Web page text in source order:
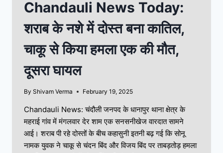
Chandauli News Today:
शराब के नशे में दोस्त बना कातिल,
चाकू से किया हमला एक की मौत,
दूसरा घायल
By Shivam Verma February 19, 2025
Chandauli News: चंदौली जनपद के धानापुर थाना क्षेत्र के
महराई गांव में मंगलवार देर शाम एक सनसनीखेज वारदात सामने
आई। शराब पी रहे दोस्तों के बीच कहासुनी इतनी बढ़ गई कि सोनू
नामक युवक ने चाकू से चंदन बिंद और विजय बिंद पर ताबड़तोड़ हमला